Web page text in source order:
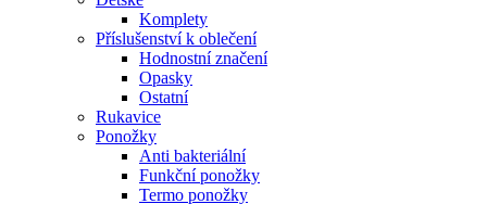
Komplety
Příslušenství k oblečení
Hodnostní značení
Opasky
Ostatní
Rukavice
Ponožky
Anti bakteriální
Funkční ponožky
Termo ponožky